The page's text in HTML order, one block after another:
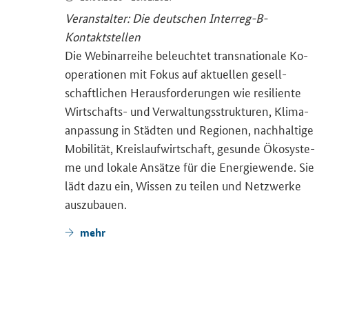
Ver­an­stal­ter: Die deut­schen Interreg-​B-
Kontaktstellen
Die We­bi­nar­rei­he be­leuch­tet trans­na­tio­na­le Ko­
ope­ra­tio­nen mit Fokus auf ak­tu­el­len ge­sell­
schaft­li­chen Her­aus­for­de­run­gen wie re­si­li­en­te
Wirtschafts-​ und Ver­wal­tungs­struk­tu­ren, Kli­ma­
an­pas­sung in Städ­ten und Re­gio­nen, nach­hal­ti­ge
Mo­bi­li­tät, Kreis­lauf­wirt­schaft, ge­sun­de Öko­sys­te­
me und lo­ka­le An­sät­ze für die En­er­gie­wen­de. Sie
lädt dazu ein, Wis­sen zu tei­len und Netz­wer­ke
aus­zu­bau­en.
mehr